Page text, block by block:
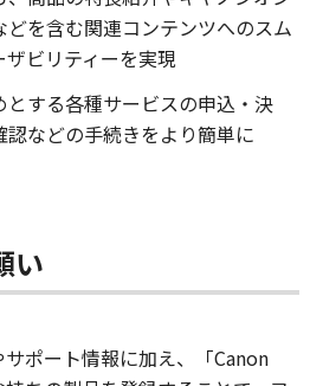
どを含む関連コンテンツへのスム
ビリティーを実現
とする各種サービスの申込・決
認などの手続きをより簡単に
い
ポート情報に加え、「Canon